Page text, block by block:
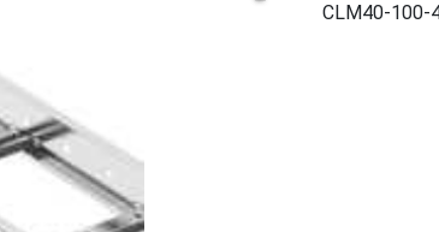
CLM40-100-